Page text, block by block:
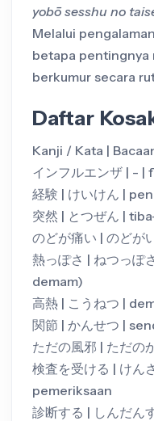
yobō sesshu no
Melalui
betapa pentingnya
berkumur secara
Daftar
Kanji / Kata |
インフルエンザ | - |
経験 | けいけん |
突然 | とつぜん |
のどが痛い | のど
熱っぽさ | ねつっぽ
demam)
高熱 | こうねつ |
関節 | かんせつ |
ただの風邪 | ただの
検査を受ける | けん
pemeriksaan
診断する | しんだん